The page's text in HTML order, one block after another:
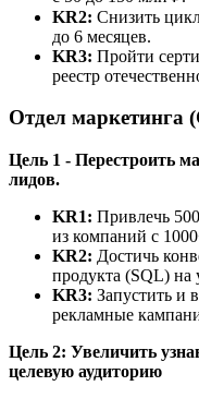
KR2: Снизить
до 6 месяцев.
KR3: Пройти
реестр
Отдел маркетинга
Цель 1 - Перестроить
лидов.
KR1: Привлечь
из компаний с
KR2: Достичь
продукта (SQL) на
KR3: Запустить и
рекламные
Цель 2: Увеличить
целевую аудиторию